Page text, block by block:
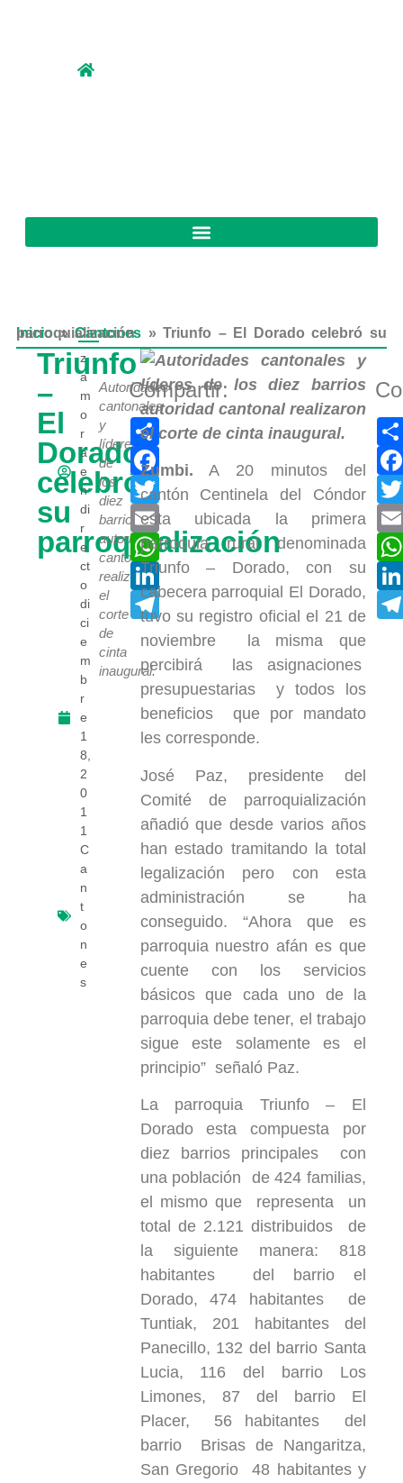
Inicio»Cantones »
Triunfo – El Dorado celebró su parroquialización
Triunfo
–
El
Dorado
celebró
su
parroquialización
z
a
m
o
r
a
e
n
di
r
e
ct
o
di
ci
e
m
b
r
e
1
8,
2
0
1
1
C
a
n
t
o
n
e
s
Autoridades
cantonales
y
líderes
de
los
diez
barrios
autoridad
cantonal
realizaron
el
corte
de
cinta
inaugural.
Compartir:
Compartir
Facebook
Twitter
Email
WhatsApp
LinkedIn
Telegram
Zumbi. A 20 minutos del
cantón Centinela del Cóndor
esta ubicada la primera
parroquia rural denominada
Triunfo – Dorado, con su
cabecera parroquial El Dorado,
tuvo su registro oficial el 21 de
noviembre la misma que
percibirá las asignaciones
presupuestarias y todos los
beneficios que por mandato
les corresponde.
José Paz, presidente del
Comité de parroquialización
añadió que desde varios años
han estado tramitando la total
legalización pero con esta
administración se ha
conseguido. “Ahora que es
parroquia nuestro afán es que
cuente con los servicios
básicos que cada uno de la
parroquia debe tener, el trabajo
sigue este solamente es el
principio” señaló Paz.
La parroquia Triunfo – El
Dorado esta compuesta por
diez barrios principales con
una población de 424 familias,
el mismo que representa un
total de 2.121 distribuidos de
la siguiente manera: 818
habitantes del barrio el
Dorado, 474 habitantes de
Tuntiak, 201 habitantes del
Panecillo, 132 del barrio Santa
Lucia, 116 del barrio Los
Limones, 87 del barrio El
Placer, 56 habitantes del
barrio Brisas de Nangaritza,
San Gregorio 48 habitantes y